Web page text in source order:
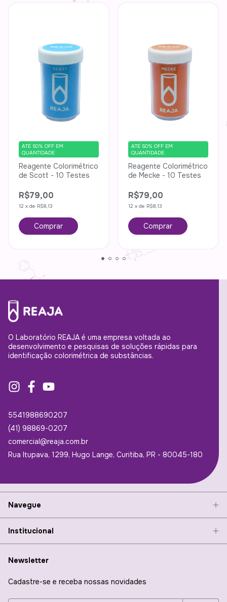
Reagente Colorimétrico
de Scott - 10 Testes
R$79,00
12 x de R$8,13
ATÉ 50% OFF EM
QUANTIDADE
Reagente Colorimétrico
de Mecke - 10 Testes
R$79,00
12 x de R$8,13
ATÉ 50% OFF EM
QUANTIDADE
O Laboratório REAJA é uma empresa voltada ao
desenvolvimento e pesquisas de soluções rápidas para
identificação colorimétrica de substâncias.
5541988690207
(41) 98869-0207
comercial@reaja.com.br
Rua Itupava, 1299, Hugo Lange, Curitiba, PR - 80045-180
Navegue
Institucional
Newsletter
Cadastre-se e receba nossas novidades